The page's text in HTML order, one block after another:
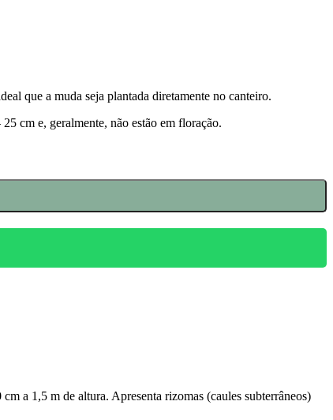
que a muda seja plantada diretamente no canteiro.
cm e, geralmente, não estão em floração.
a 1,5 m de altura. Apresenta rizomas (caules subterrâneos)